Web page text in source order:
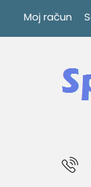
Moj račun